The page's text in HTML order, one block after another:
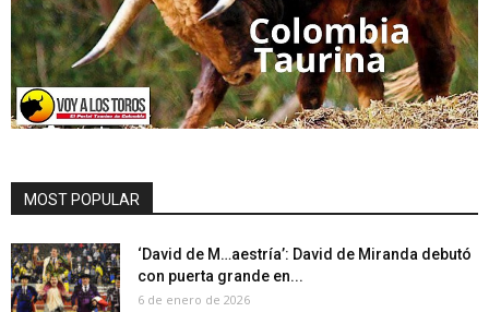
MOST POPULAR
‘David de M…aestría’: David de Miranda debutó
con puerta grande en...
6 de enero de 2026